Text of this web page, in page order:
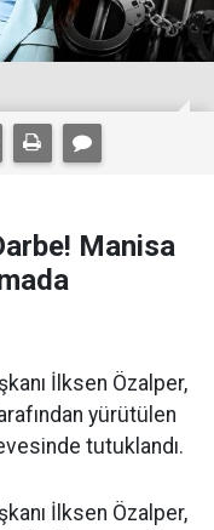
Manisa
İlksen Özalper,
yürütülen
tutuklandı.
İlksen Özalper,